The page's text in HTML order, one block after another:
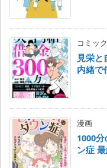
コミッ
見栄
内緒で
漫画
1000
ン症